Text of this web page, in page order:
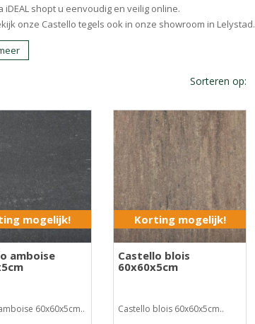
iDEAL shopt u eenvoudig en veilig online.
onze Castello tegels ook in onze showroom in Lelystad.
Sorteren op:
mogelijk!
amboise
60x60x5cm..
Korting mogelijk!
Castello blois
60x60x5cm
Castello blois 60x60x5cm..